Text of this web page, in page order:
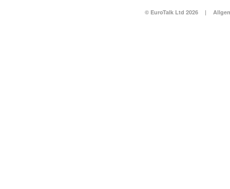
© EuroTalk Ltd 2026 |